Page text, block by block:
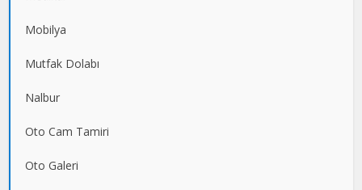
Mobilya
Mutfak Dolabı
Nalbur
Oto Cam Tamiri
Oto Galeri